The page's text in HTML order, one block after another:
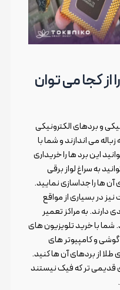
از کجا می توان
و بردهای الکترونیکی
می اندازند و شما با
این برد ها را خریداری
به سراغ لواز برقی
ها را جداسازی نمایید.
در بسیاری از مواقع
دارند. به مراکز تعمیر
شما با خرید تلویزیون های
گوشی و کامپیوتر های
از بردهای آن ها کنید.
قدیمی تر که فیک نیستند